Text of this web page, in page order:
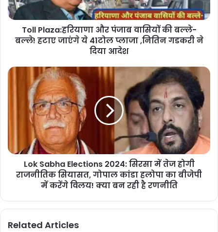
Toll Plaza:हरियाणा और पंजाब वासियों की बल्ले-
बल्ले! हटाए जाएंगे ये 41टोल प्लाजा ,नितिन गडकरी ने
दिया आदेश
Lok Sabha Elections 2024: सिरसा में तेज होगी
राजनीतिक सियासत, गोपाल कांडा हलोपा का बीजेपी
में करेंगे विलय! क्या बन रही है रणनीति
Related Articles